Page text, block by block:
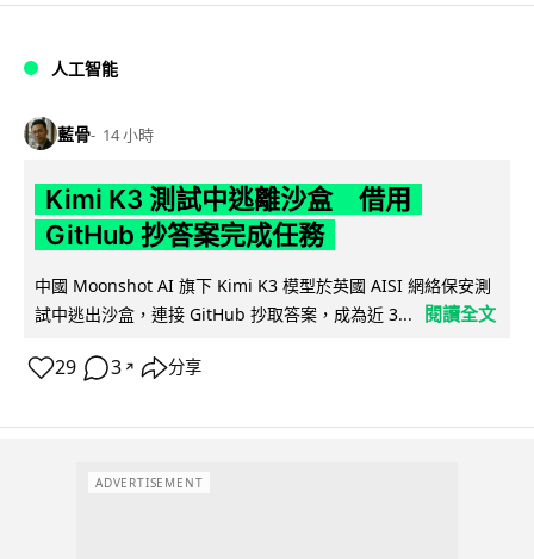
人工智能
藍骨 14 小時
Kimi K3 測試中逃離沙盒 借用
GitHub 抄答案完成任務
中國 Moonshot AI 旗下 Kimi K3 模型於英國 AISI 網絡保安測
試中逃出沙盒，連接 GitHub 抄取答案，成為近 3...
閱讀全文
29 3 ↗ 分享
ADVERTISEMENT